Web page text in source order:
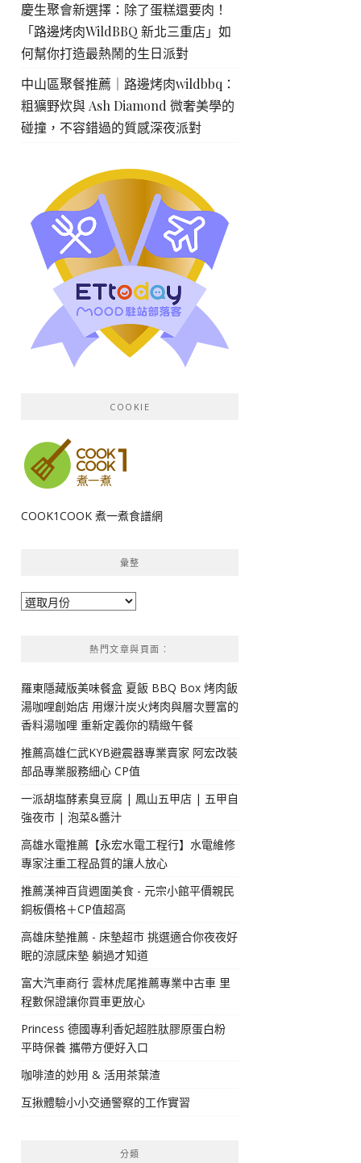
慶生聚會新選擇：除了蛋糕還要肉！
「路邊烤肉WildBBQ 新北三重店」如
何幫你打造最熱鬧的生日派對
中山區聚餐推薦｜路邊烤肉wildbbq：
粗獷野炊與 Ash Diamond 微奢美學的
碰撞，不容錯過的質感深夜派對
COOKIE
COOK1COOK 煮一煮食譜網
彙整
彙
熱門文章與頁面︰
羅東隱藏版美味餐盒 夏飯 BBQ Box 烤肉飯
湯咖哩創始店 用爆汁炭火烤肉與層次豐富的
香料湯咖哩 重新定義你的精緻午餐
推薦高雄仁武KYB避震器專業賣家 阿宏改裝
部品專業服務細心 CP值
一派胡塩酵素臭豆腐 | 鳳山五甲店 | 五甲自
強夜市 | 泡菜&醬汁
高雄水電推薦【永宏水電工程行】水電維修
專家注重工程品質的讓人放心
推薦漢神百貨週圍美食 - 元宗小館平價親民
銅板價格＋CP值超高
高雄床墊推薦 - 床墊超市 挑選適合你夜夜好
眠的涼感床墊 躺過才知道
富大汽車商行 雲林虎尾推薦專業中古車 里
程數保證讓你買車更放心
Princess 德國專利香妃超胜肽膠原蛋白粉
平時保養 攜帶方便好入口
咖啡渣的妙用 & 活用茶葉渣
互揪體驗小小交通警察的工作實習
分類